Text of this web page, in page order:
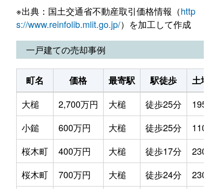
※出典：国土交通省不動産取引価格情報（http
s://www.reinfolib.mlit.go.jp/）を加工して作成
一戸建ての売却事例
町名 価格 最寄駅 駅徒歩
土地
大槌
2,700万円 大槌 徒歩25分
195m²
小鎚
600万円 大槌 徒歩25分
桜木町
400万円 大槌 徒歩17分
230m²
桜木町
700万円 大槌 徒歩24分
230m²